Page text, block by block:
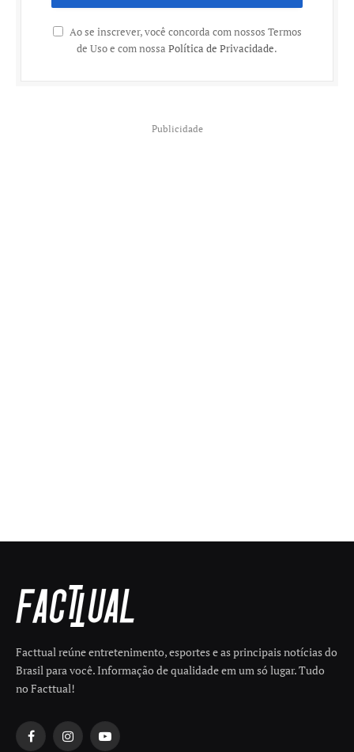
Ao se inscrever, você concorda com nossos Termos
de Uso e com nossa Política de Privacidade.
Publicidade
Facttual reúne entretenimento, esportes e as principais notícias do
Brasil para você. Informação de qualidade em um só lugar. Tudo
no Facttual!
FacebookInstagramYouTube